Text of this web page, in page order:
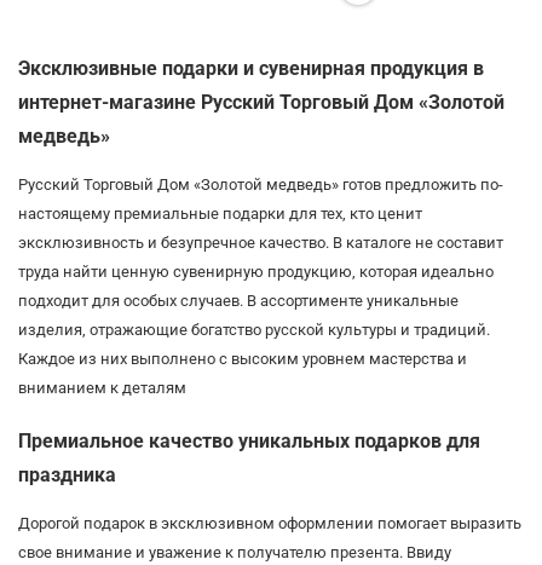
Эксклюзивные подарки и сувенирная продукция в
интернет-магазине Русский Торговый Дом «Золотой
медведь»
Русский Торговый Дом «Золотой медведь» готов предложить по-
настоящему премиальные подарки для тех, кто ценит
эксклюзивность и безупречное качество. В каталоге не составит
труда найти ценную сувенирную продукцию, которая идеально
подходит для особых случаев. В ассортименте уникальные
изделия, отражающие богатство русской культуры и традиций.
Каждое из них выполнено с высоким уровнем мастерства и
вниманием к деталям
Премиальное качество уникальных подарков для
праздника
Дорогой подарок в эксклюзивном оформлении помогает выразить
свое внимание и уважение к получателю презента. Ввиду